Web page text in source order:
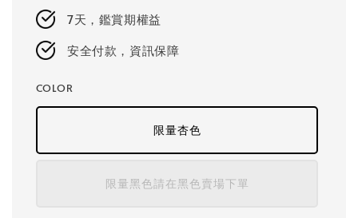
7天，鑑賞期權益
安全付款，資訊保障
COLOR
限量杏色
限量黑色請在黑色賣場下單